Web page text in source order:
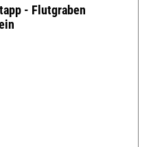
- Flutgraben